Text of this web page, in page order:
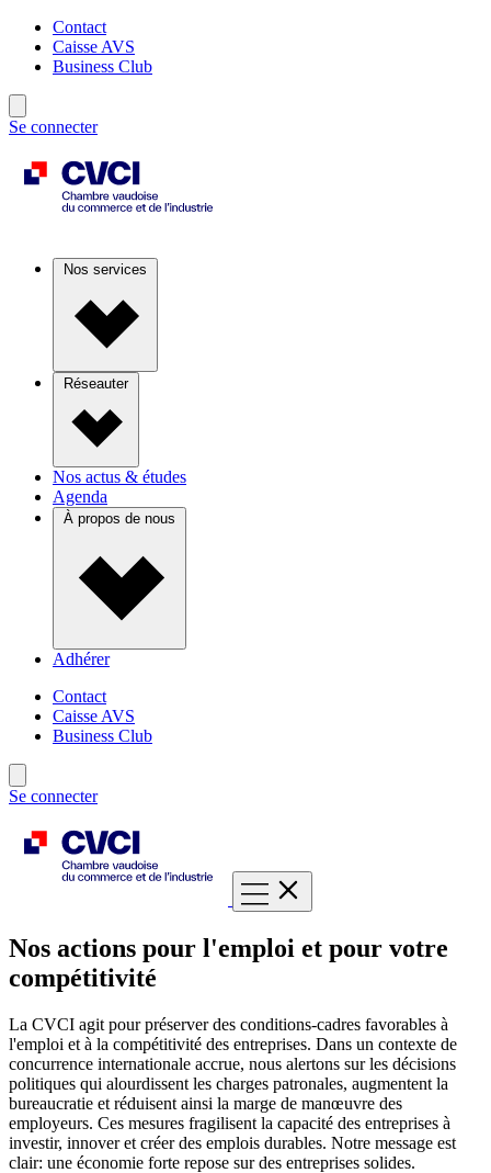
Contact
Caisse AVS
Business Club
Se connecter
Nos services
Réseauter
Nos actus & études
Agenda
À propos de nous
Adhérer
Contact
Caisse AVS
Business Club
Se connecter
Nos actions pour l'emploi et pour votre
compétitivité
La CVCI agit pour préserver des conditions-cadres favorables à
l'emploi et à la compétitivité des entreprises. Dans un contexte de
concurrence internationale accrue, nous alertons sur les décisions
politiques qui alourdissent les charges patronales, augmentent la
bureaucratie et réduisent ainsi la marge de manœuvre des
employeurs. Ces mesures fragilisent la capacité des entreprises à
investir, innover et créer des emplois durables. Notre message est
clair: une économie forte repose sur des entreprises solides.